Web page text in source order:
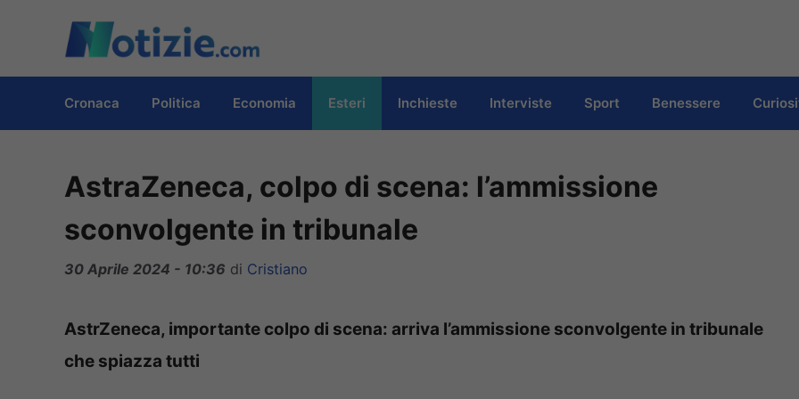
contenuto
Cronaca Politica Economia Esteri Inchieste Interviste Sport Benessere
AstraZeneca, colpo di scena: l’ammissione
sconvolgente in tribunale
30 Aprile 2024 - 10:36 di Cristiano
AstrZeneca, importante colpo di scena: arriva l’ammissione sconvolgente in tribunale
che spiazza tutti